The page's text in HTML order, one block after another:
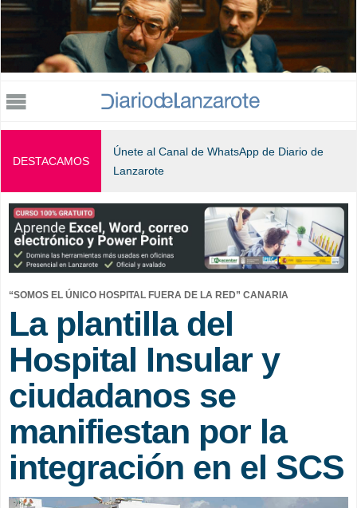
Jump to navigation
DESTACAMOS
Únete al Canal de WhatsApp de Diario de
Lanzarote
“SOMOS EL ÚNICO HOSPITAL FUERA DE LA RED” CANARIA
La plantilla del
Hospital Insular y
ciudadanos se
manifiestan por la
integración en el SCS